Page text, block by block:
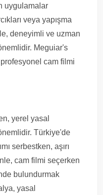
uygulamalar
veya yapışma
deneyimli ve uzman
Meguiar's
cam filmi
yerel yasal
Türkiye'de
serbestken, aşırı
cam filmi seçerken
bulundurmak
yasal